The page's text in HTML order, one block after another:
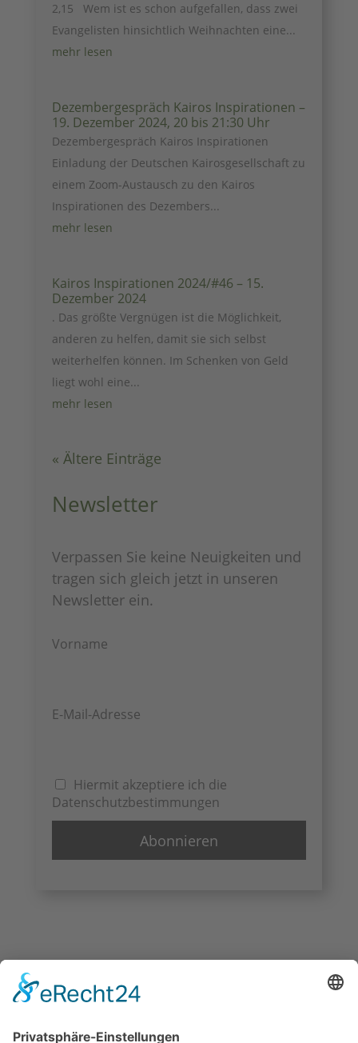
2,15 Wem ist es schon aufgefallen, dass zwei
Evangelisten hinsichtlich Weihnachten eine...
mehr lesen
Dezembergespräch Kairos Inspirationen –
19. Dezember 2024, 20 bis 21:30 Uhr
Dezembergespräch Kairos Inspirationen
Einladung der Deutschen Kairosgesellschaft zu
einem Zoom-Austausch zu den Kairos
Inspirationen des Dezembers...
mehr lesen
Kairos Inspirationen 2024/#46 – 15.
Dezember 2024
. Das größte Vergnügen ist die Möglichkeit,
anderen zu helfen, damit sie sich selbst
weiterhelfen können. Im Schenken von Geld
liegt wohl eine...
mehr lesen
« Ältere Einträge
Newsletter
Verpassen Sie keine Neuigkeiten und
tragen sich gleich jetzt in unseren
Newsletter ein.
Vorname
E-Mail-Adresse
Hiermit akzeptiere ich die
Datenschutzbestimmungen